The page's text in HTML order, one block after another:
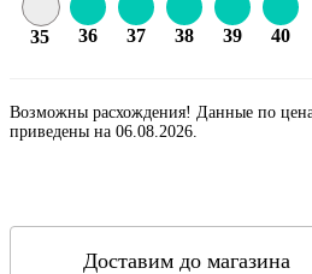
35 36 37 38 39 40
Возможны расхождения! Данные по
приведены на 06.08.2026.
Доставим до магазина